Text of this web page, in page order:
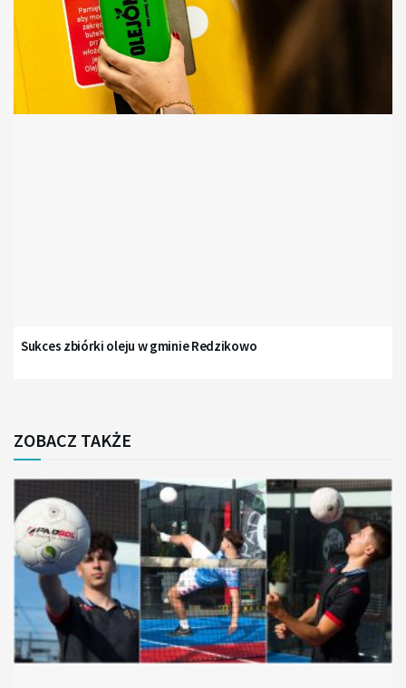
Sukces zbiórki oleju w gminie Redzikowo
ZOBACZ TAKŻE